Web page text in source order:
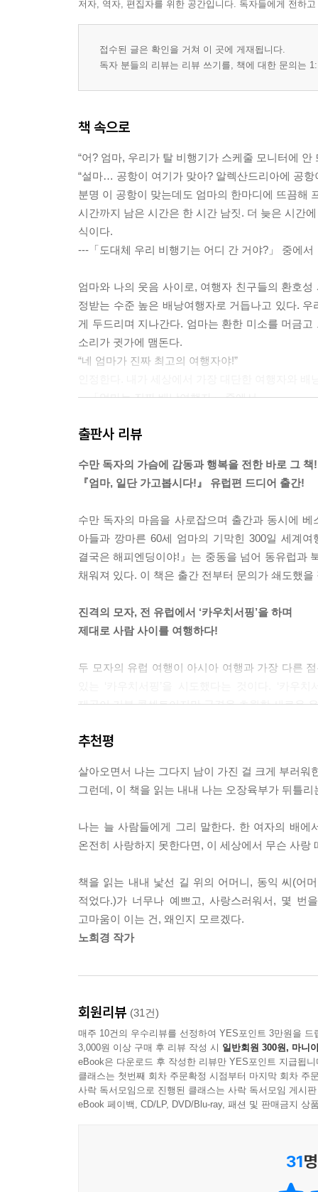
저자, 역자, 편집자를 위한 공간입니다. 독자들에게 전하
접수된 글은 확인을 거쳐 이 곳에 게재됩니다.
독자 분들의 리뷰는 리뷰 쓰기를, 책에 대한 문의는
책 속으로
“어? 엄마, 우리가 탈 비행기가 스케줄 모니터에 안
“설마… 공항이 여기가 맞아? 알렉산드리아에 공항
분명 이 공항이 맞는데도 엄마의 한마디에 뜨끔해
시간까지 남은 시간은 한 시간 남짓. 더 늦은 시간
식이다.
---「도대체 우리 비행기는 어디 간 거야?」 중에서
엄마와 나의 웃음 사이로, 여행자 친구들의 환호
정받는 수준 높은 배낭여행자로 거듭나고 있다.
게 두드리며 지나간다. 엄마는 환한 미소를 머금
소리가 귓가에 맴돈다.
“네 엄마가 진짜 최고의 여행자야!”
---「엄마는 진짜 배낭여행자」 중에서
“네, 혼자 유럽을 여행하고 있어요.”
하고 있다니! 하지만 나도 할 말은 있다. 어느덧
모든 여행자의 로망인 ‘여행 중 로맨스’를 포기
---「20분간의 연애」 중에서
“원준아, 너무 신경 쓰지 마. 여행하다 그럴 수도 있
“그런 거 아니야. 그냥 짜증이 나서 그래! 엄마야말
아니었을 테니까. 수긍하고 싶지는 않지만 자식
화를 내는 게 자식이다.
---「엄마가 뭘 알아? 엄마는 다 알아!」 중에서
출판사 리뷰
수만 독자의 가슴에 감동과 행복을 전한 바로 그 책!
『엄마, 일단 가고봅시다!』 유럽편 드디어 출간!
수만 독자의 마음을 사로잡으며 출간과 동시에
아들과 깡마른 60세 엄마의 기막힌 300일 세계
결국은 해피엔딩이야!』는 중동을 넘어 동유럽과
채워져 있다. 이 책은 출간 전부터 문의가 쇄도했
진격의 모자, 전 유럽에서 ‘카우치서핑’을 하며
제대로 사람 사이를 여행하다!
두 모자의 유럽 여행이 아시아 여행과 가장 다른
제공이 기본 콘셉트이지만 국경을 초월한 새로운
더불어 목숨을 건 암벽등반과 하이킹, 인적 드문
못했을 일들을 경험했다.
가슴 따뜻한 감동을 전해준다.
책에는 여행 후 두 모자를 초대했던 호스트들이
“원준아, 여행이 모두 끝났구나 생각했는데 이
행복한 사람이야.”
『엄마, 결국은 해피엔딩이야!』는 중동의 모로
노르웨이 등의 북유럽을 거쳐 이탈리아, 스페인,
느낀 아들과 엄마의 에피소드들은 읽는 이들의 눈
모로코로 가기 위해 들어선 공항에서부터 문제
이집트를 떠나 새로운 대륙에 발을 디딜 수 있
했다는데….
철저한 금욕 생활을 해야 한다.)이 시작되어 물
추천평
살아오면서 나는 그다지 남이 가진 걸 크게 부러
그런데, 이 책을 읽는 내내 나는 오장육부가 뒤틀
나는 늘 사람들에게 그리 말한다. 한 여자의 배
온전히 사랑하지 못한다면, 이 세상에서 무슨 사랑
책을 읽는 내내 낯선 길 위의 어머니, 동익 씨(어
적었다.)가 너무나 예쁘고, 사랑스러워서, 몇
고마움이 이는 건, 왜인지 모르겠다.
노희경 작가
회원리뷰 (31건)
매주 10건의 우수리뷰를 선정하여 YES포인트 3만원을 드
3,000원 이상 구매 후 리뷰 작성 시 일반회원 300원, 마니
eBook은 다운로드 후 작성한 리뷰만 YES포인트 지급됩니
클래스는 첫번째 회차 주문확정 시점부터 마지막 회차 주
사락 독서모임으로 진행된 클래스는 사락 독서모임 게시
eBook 페이백, CD/LP, DVD/Blu-ray, 패션 및 판매금지 상
31